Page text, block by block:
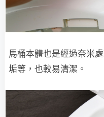
馬桶本體也是經過奈米
垢等，也較易清潔。